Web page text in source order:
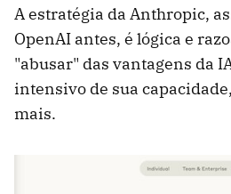
A estratégia da Anthropic,
OpenAI antes, é lógica e
"abusar" das vantagens da
intensivo de sua
mais.